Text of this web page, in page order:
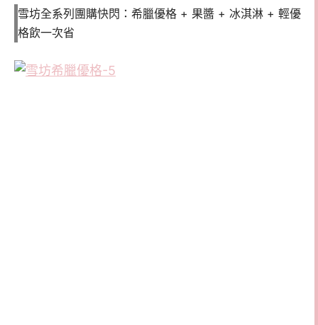
雪坊全系列團購快閃：希臘優格 + 果醬 + 冰淇淋 + 輕優
格飲一次省